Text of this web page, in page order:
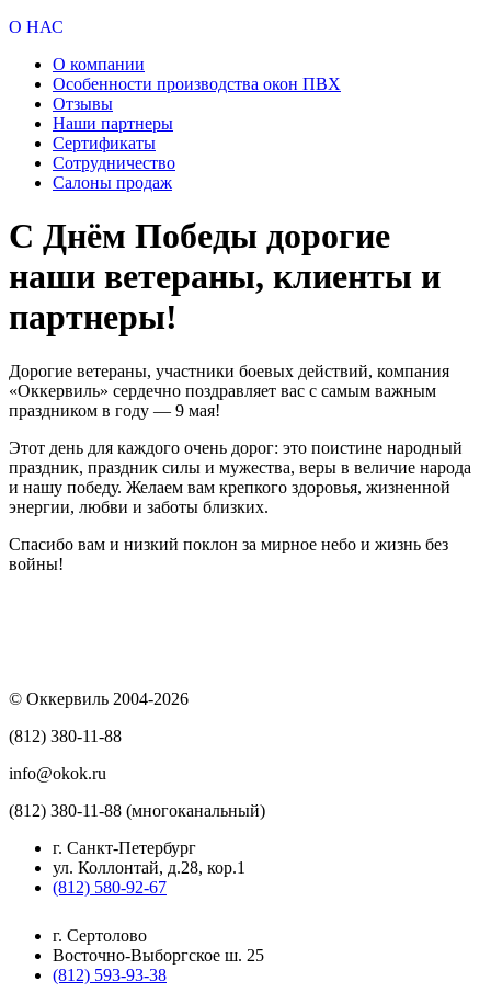
О НАС
О компании
Особенности производства окон ПВХ
Отзывы
Наши партнеры
Сертификаты
Сотрудничество
Салоны продаж
С Днём Победы дорогие
наши ветераны, клиенты и
партнеры!
Дорогие ветераны, участники боевых действий, компания
«Оккервиль» сердечно поздравляет вас с самым важным
праздником в году — 9 мая!
Этот день для каждого очень дорог: это поистине народный
праздник, праздник силы и мужества, веры в величие народа
и нашу победу. Желаем вам крепкого здоровья, жизненной
энергии, любви и заботы близких.
Спасибо вам и низкий поклон за мирное небо и жизнь без
войны!
© Оккервиль 2004-2026
(812) 380-11-88
info@okok.ru
(812) 380-11-88 (многоканальный)
г. Санкт-Петербург
ул. Коллонтай, д.28, кор.1
(812) 580-92-67
г. Сертолово
Восточно-Выборгское ш. 25
(812) 593-93-38